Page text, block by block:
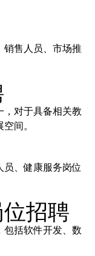
销售人员、市场推
，对于具备相关教
间。
、健康服务岗位
招聘
包括软件开发、数